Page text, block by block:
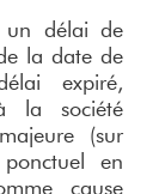
un délai de
la date de
expiré,
la société
(sur
en
cause